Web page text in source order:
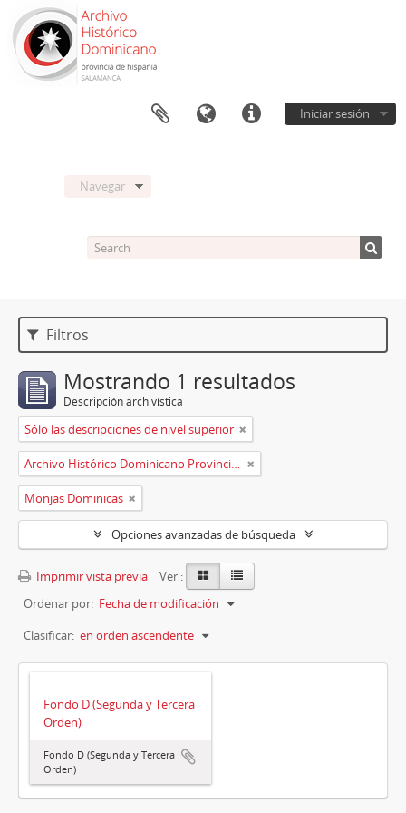
Iniciar sesión
Navegar
Filtros
Mostrando 1 resultados
Descripción archivística
Sólo las descripciones de nivel superior
Archivo Histórico Dominicano Provincia de España
Monjas Dominicas
Opciones avanzadas de búsqueda
Imprimir vista previa
Ver :
Ordenar por: Fecha de modificación
Clasificar: en orden ascendente
Fondo D (Segunda y Tercera
Orden)
Fondo D (Segunda y Tercera
Orden)